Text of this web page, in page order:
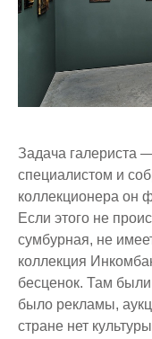
Задача галериста
специалистом и
коллекционера он
Если этого не
сумбурная, не
коллекция
бесценок. Там
было рекламы,
стране нет